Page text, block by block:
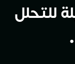
للتحلل